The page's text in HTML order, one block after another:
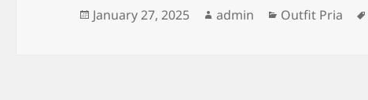
Posted
January 27, 2025 Author
admin Categories
Outfit Pria